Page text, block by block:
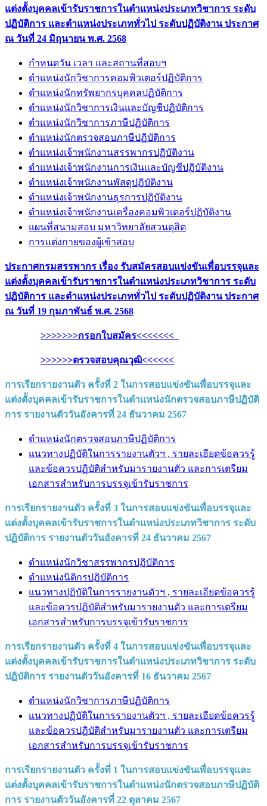
แต่งตั้งบุคคลเข้ารับราชการในตำแหน่งประเภทวิชาการ ระดับ
ปฏิบัติการ และตำแหน่งประเภททั่วไป ระดับปฏิบัติงาน ประกาศ
ณ วันที่ 24 มิถุนายน พ.ศ. 2568
กำหนดวัน เวลา และสถานที่สอบฯ
ตำแหน่งนักวิชาการคอมพิวเตอร์ปฏิบัติการ
ตำแหน่งนักทรัพยากรบุคคลปฏิบัติการ
ตำแหน่งนักวิชาการเงินและบัญชีปฏิบัติการ
ตำแหน่งนักวิชาการภาษีปฏิบัติการ
ตำแหน่งนักตรวจสอบภาษีปฏิบัติการ
ตำแหน่งเจ้าพนักงานสรรพากรปฏิบัติงาน
ตำแหน่งเจ้าพนักงานการเงินและบัญชีปฏิบัติงาน
ตำแหน่งเจ้าพนักงานพัสดุปฏิบัติงาน
ตำแหน่งเจ้าพนักงานธุรการปฏิบัติงาน
ตำแหน่งเจ้าพนักงานเครื่องคอมพิวเตอร์ปฏิบัติงาน
แผนที่สนามสอบ มหาวิทยาลัยสวนดุสิต
การแต่งกายของผู้เข้าสอบ
ประกาศกรมสรรพากร เรื่อง รับสมัครสอบแข่งขันเพื่อบรรจุและ
แต่งตั้งบุคคลเข้ารับราชการในตำแหน่งประเภทวิชาการ ระดับ
ปฏิบัติการ และตำแหน่งประเภททั่วไป ระดับปฏิบัติงาน ประกาศ
ณ วันที่ 19 กุมภาพันธ์ พ.ศ. 2568
>>>>>>>กรอกใบสมัคร<<<<<<<
>>>>>>ตรวจสอบคุณวุฒิ<<<<<<
การเรียกรายงานตัว ครั้งที่ 2 ในการสอบแข่งขันเพื่อบรรจุและ
แต่งตั้งบุคคลเข้ารับราชการในตำแหน่งนักตรวจสอบภาษีปฏิบัติ
การ รายงานตัววันอังคารที่ 24 ธันวาคม 2567
ตำแหน่งนักตรวจสอบภาษีปฏิบัติการ
แนวทางปฏิบัติในการรายงานตัวฯ , รายละเอียดข้อควรรู้
และข้อควรปฏิบัติสำหรับมารายงานตัว และการเตรียม
เอกสารสำหรับการบรรจุเข้ารับราชการ
การเรียกรายงานตัว ครั้งที่ 3 ในการสอบแข่งขันเพื่อบรรจุและ
แต่งตั้งบุคคลเข้ารับราชการในตำแหน่งประเภทวิชาการ ระดับ
ปฏิบัติการ รายงานตัววันอังคารที่ 24 ธันวาคม 2567
ตำแหน่งนักวิชาสรรพากรปฏิบัติการ
ตำแหน่งนิติกรปฏิบัติการ
แนวทางปฏิบัติในการรายงานตัวฯ , รายละเอียดข้อควรรู้
และข้อควรปฏิบัติสำหรับมารายงานตัว และการเตรียม
เอกสารสำหรับการบรรจุเข้ารับราชการ
การเรียกรายงานตัว ครั้งที่ 4 ในการสอบแข่งขันเพื่อบรรจุและ
แต่งตั้งบุคคลเข้ารับราชการในตำแหน่งประเภทวิชาการ ระดับ
ปฏิบัติการ รายงานตัววันอังคารที่ 16 ธันวาคม 2567
ตำแหน่งนักวิชาการภาษีปฏิบัติการ
แนวทางปฏิบัติในการรายงานตัวฯ , รายละเอียดข้อควรรู้
และข้อควรปฏิบัติสำหรับมารายงานตัว และการเตรียม
เอกสารสำหรับการบรรจุเข้ารับราชการ
การเรียกรายงานตัว ครั้งที่ 1 ในการสอบแข่งขันเพื่อบรรจุและ
แต่งตั้งบุคคลเข้ารับราชการในตำแหน่งนักตรวจสอบภาษีปฏิบัติ
การ รายงานตัววันอังคารที่ 22 ตุลาคม 2567